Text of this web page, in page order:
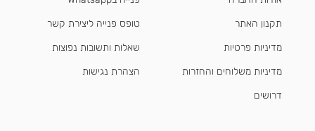
תקנון האתר
מדיניות פרטיות
מדיניות משלוחים והחזרות
דרושים
טופס פנייה ליצירת קשר
שאלות ותשובות נפוצות
הצהרת נגישות